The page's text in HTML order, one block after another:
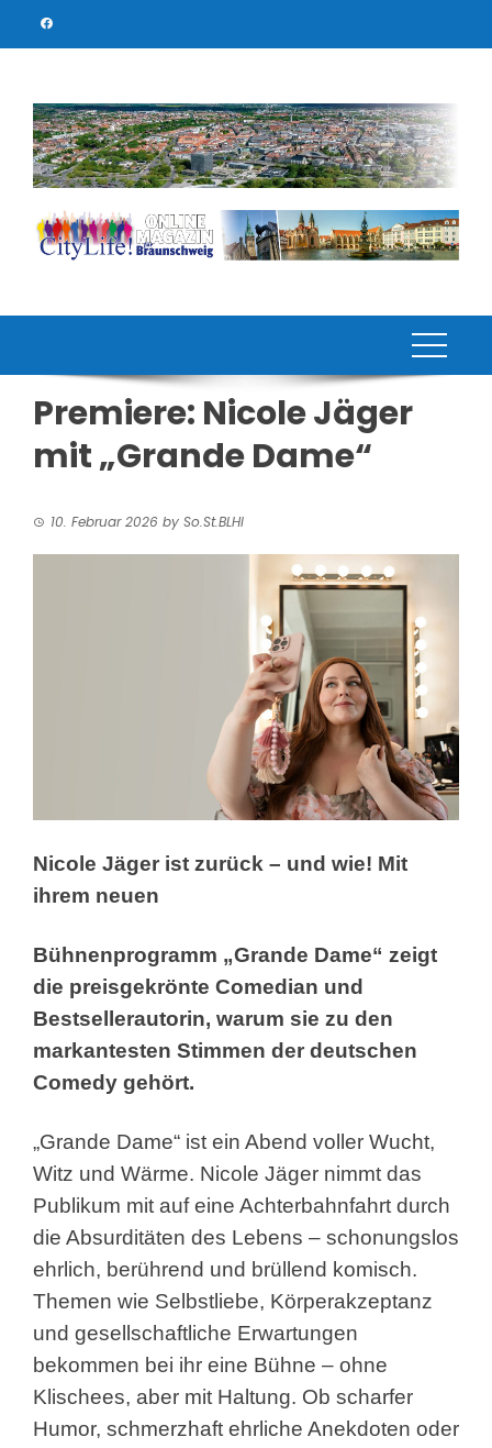
Premiere: Nicole Jäger
mit „Grande Dame“
10. Februar 2026 by So.St.BLHI
Nicole Jäger ist zurück – und wie! Mit
ihrem neuen
Bühnenprogramm „Grande Dame“ zeigt
die preisgekrönte Comedian und
Bestsellerautorin, warum sie zu den
markantesten Stimmen der deutschen
Comedy gehört.
„Grande Dame“ ist ein Abend voller Wucht,
Witz und Wärme. Nicole Jäger nimmt das
Publikum mit auf eine Achterbahnfahrt durch
die Absurditäten des Lebens – schonungslos
ehrlich, berührend und brüllend komisch.
Themen wie Selbstliebe, Körperakzeptanz
und gesellschaftliche Erwartungen
bekommen bei ihr eine Bühne – ohne
Klischees, aber mit Haltung. Ob scharfer
Humor, schmerzhaft ehrliche Anekdoten oder